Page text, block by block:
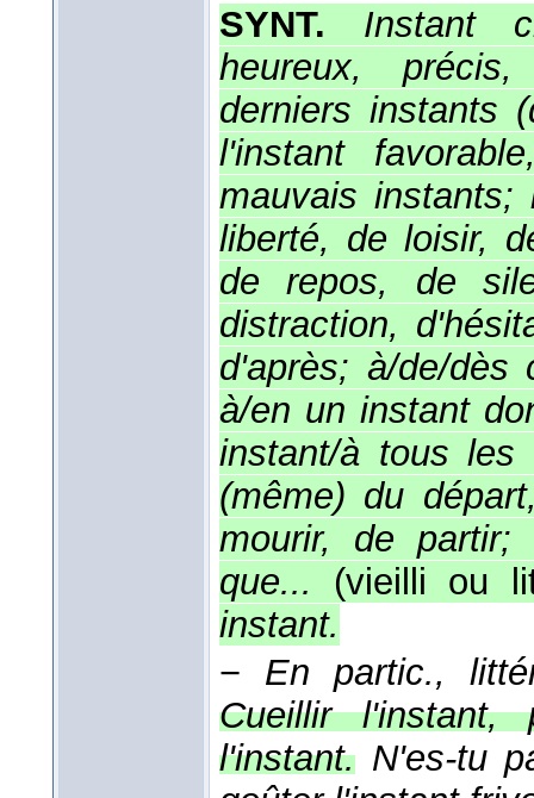
SYNT. Instant
heureux,
derniers instants
l'instant
mauvais
liberté, de loisir,
de repos, de
distraction,
d'après; à/de/
à/en un instant
instant/à tous
(même) du
mourir, de partir;
que... (vieilli ou
instant.
− En partic.,
Cueillir l'instant,
l'instant. N'es-tu